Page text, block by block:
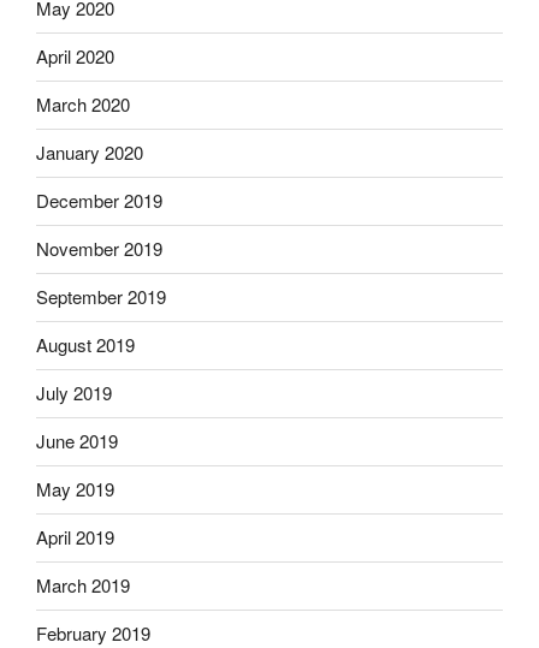
May 2020
April 2020
March 2020
January 2020
December 2019
November 2019
September 2019
August 2019
July 2019
June 2019
May 2019
April 2019
March 2019
February 2019